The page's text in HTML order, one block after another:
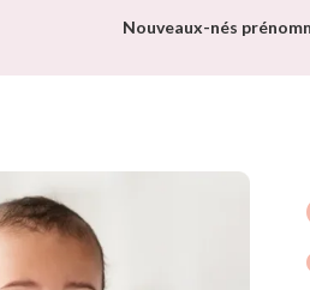
Nouveaux-nés